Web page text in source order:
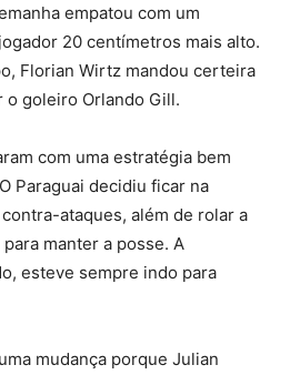
empatou com um
20 centímetros mais alto.
Florian Wirtz mandou certeira
o goleiro Orlando Gill.
com uma estratégia bem
Paraguai decidiu ficar na
ataques, além de rolar a
manter a posse. A
esteve sempre indo para
mudança porque Julian